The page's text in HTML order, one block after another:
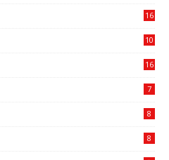
16
10
16
7
8
8